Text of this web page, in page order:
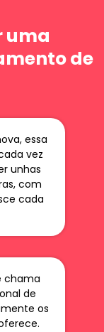
uma
de
essa
vez
unhas
com
cada
chama
de
os